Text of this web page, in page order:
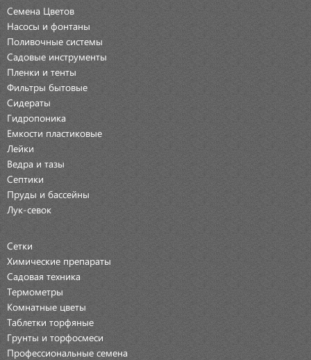
Семена Цветов
Насосы и фонтаны
Поливочные системы
Садовые инструменты
Пленки и тенты
Фильтры бытовые
Сидераты
Гидропоника
Емкости пластиковые
Лейки
Ведра и тазы
Септики
Пруды и бассейны
Лук-севок
Сетки
Химические препараты
Садовая техника
Термометры
Комнатные цветы
Таблетки торфяные
Грунты и торфосмеси
Профессиональные семена